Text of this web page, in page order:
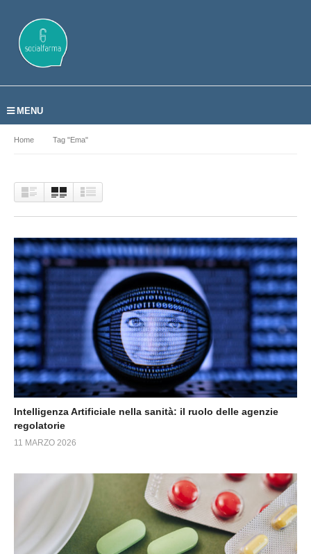
MENU
Home Tag "Ema"
Intelligenza Artificiale nella sanità: il ruolo delle agenzie
regolatorie
11 MARZO 2026